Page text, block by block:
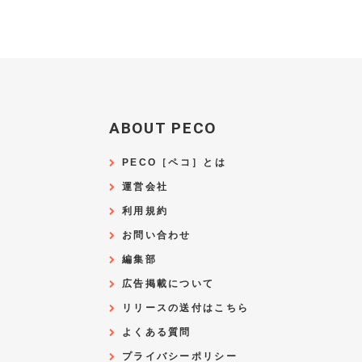
ABOUT PECO
PECO［ペコ］とは
運営会社
利用規約
お問い合わせ
編集部
広告掲載について
リリースの送付はこちら
よくある質問
プライバシーポリシー